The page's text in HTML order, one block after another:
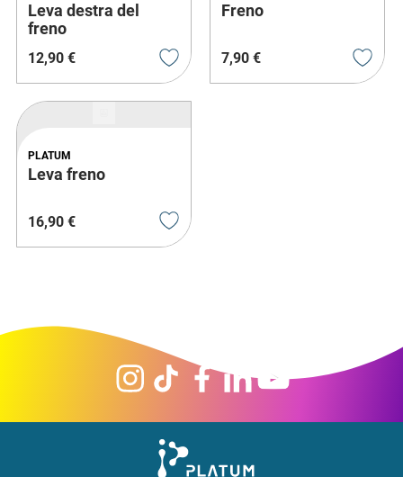
Leva destra del
freno
12,90 €
Freno
7,90 €
PLATUM
Leva freno
16,90 €